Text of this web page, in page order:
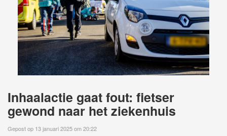
Inhaalactie gaat fout: fietser
gewond naar het ziekenhuis
Gepost op 13 januari 2025 om 20:22